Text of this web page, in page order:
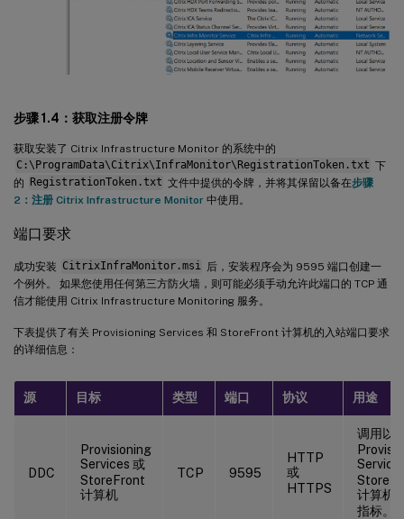
步骤 1.4：获取注册令牌
获取安装了 Citrix Infrastructure Monitor 的系统中的
C:\ProgramData\Citrix\InfraMonitor\RegistrationToken.txt 下
的
RegistrationToken.txt 文件中提供的令牌，并将其保留以备在步骤
2：注册 Citrix Infrastructure Monitor 中使用。
端口要求
成功安装 CitrixInfraMonitor.msi 后，安装程序会为 9595 端口创建一
个例外。 如果您使用任何第三方防火墙，则可能必须手动允许此端口的 TCP 通
信才能使用 Citrix Infrastructure Monitoring 服务。
下表提供了有关 Provisioning Services 和 StoreFront 计算机的入站端口要求
的详细信息：
源 目标 类型 端口 协议 用途
DDC
Provisioning
Services 或
StoreFront
计算机
TCP 9595
HTTP
或
HTTPS
调用以
计算机
指标。